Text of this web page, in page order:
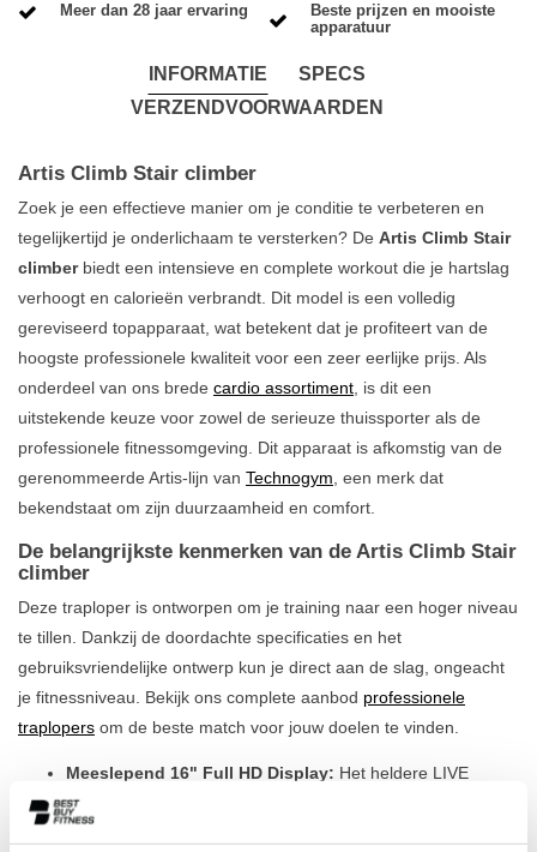
Meer dan 28 jaar ervaring
Beste prijzen en mooiste
apparatuur
INFORMATIE
SPECS
VERZENDVOORWAARDEN
Artis Climb Stair climber
Zoek je een effectieve manier om je conditie te verbeteren en
tegelijkertijd je onderlichaam te versterken? De Artis Climb Stair
climberbiedt een intensieve en complete workout die je hartslag
verhoogt en calorieën verbrandt. Dit model is een volledig
gereviseerd topapparaat, wat betekent dat je profiteert van de
hoogste professionele kwaliteit voor een zeer eerlijke prijs. Als
onderdeel van ons brede cardio assortiment , is dit een
uitstekende keuze voor zowel de serieuze thuissporter als de
professionele fitnessomgeving. Dit apparaat is afkomstig van de
gerenommeerde Artis-lijn van Technogym , een merk dat
bekendstaat om zijn duurzaamheid en comfort.
De belangrijkste kenmerken van de Artis Climb Stair
climber
Deze traploper is ontworpen om je training naar een hoger niveau
te tillen. Dankzij de doordachte specificaties en het
gebruiksvriendelijke ontwerp kun je direct aan de slag, ongeacht
je fitnessniveau. Bekijk ons complete aanbod professionele
traplopers om de beste match voor jouw doelen te vinden.
Meeslepend 16" Full HD Display: Het heldere LIVE
display houdt je gemotiveerd met trainingsprogramma's,
virtuele routes en entertainment-apps. Zo vliegt je training
voorbij.